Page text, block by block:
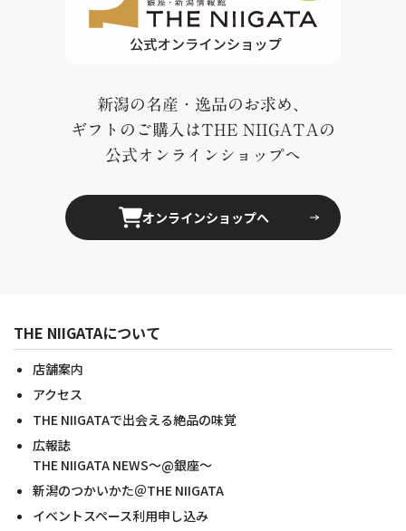
新潟の名産・逸品のお求め、
ギフトのご購入はTHE NIIGATAの
公式オンラインショップへ
オンラインショップへ
THE NIIGATAについて
店舗案内
アクセス
THE NIIGATAで出会える絶品の味覚
広報誌
THE NIIGATA NEWS～@銀座～
新潟のつかいかた＠THE NIIGATA
イベントスペース利用申し込み